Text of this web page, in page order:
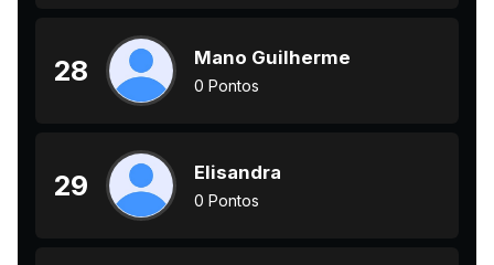
28 Mano Guilherme
0 Pontos
29 Elisandra
0 Pontos